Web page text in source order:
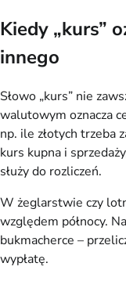
Kiedy „kurs”
innego
Słowo „kurs” nie
walutowym oznacza
np. ile złotych trzeba
kurs kupna i
służy do rozliczeń.
W żeglarstwie czy
względem północy.
bukmacherce –
wypłatę.